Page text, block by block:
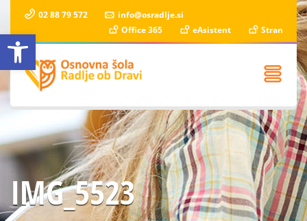
Open toolbar
02 88 79 572
info@osradlje.si
Office 365
eAsistent Stran
IMG_5523